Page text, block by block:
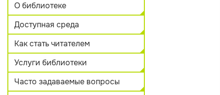
О библиотеке
Доступная среда
Как стать читателем
Услуги библиотеки
Часто задаваемые вопросы